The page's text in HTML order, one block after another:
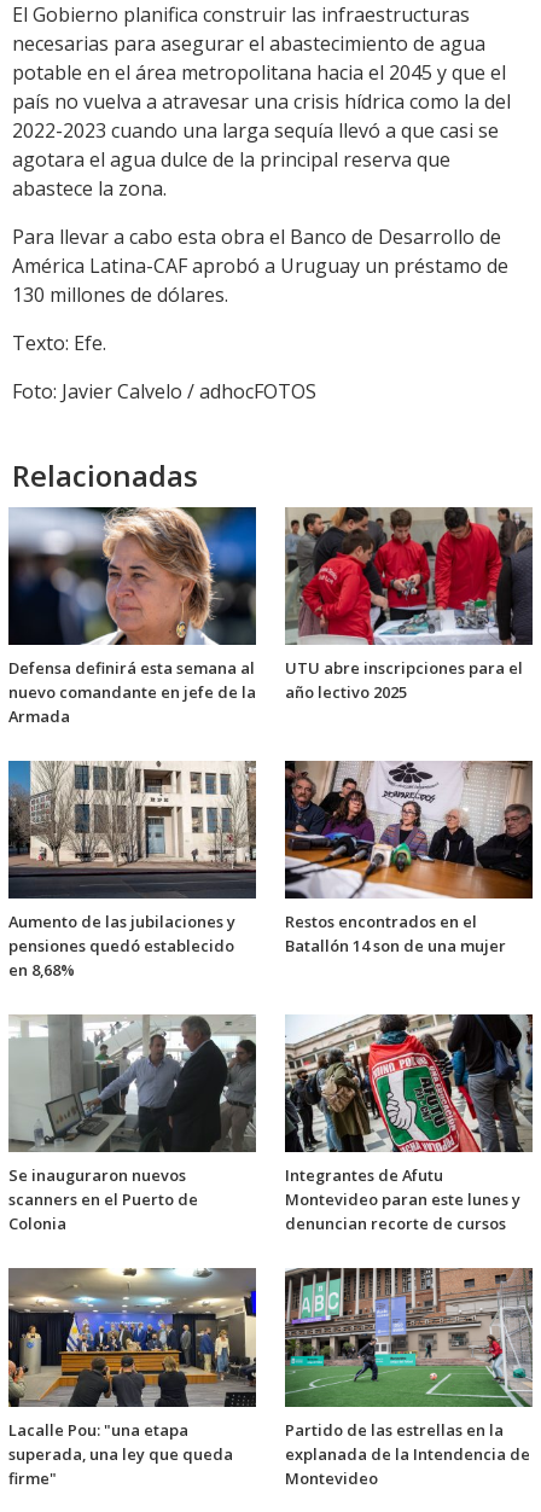
El Gobierno planifica construir las infraestructuras
necesarias para asegurar el abastecimiento de agua
potable en el área metropolitana hacia el 2045 y que el
país no vuelva a atravesar una crisis hídrica como la del
2022-2023 cuando una larga sequía llevó a que casi se
agotara el agua dulce de la principal reserva que
abastece la zona.
Para llevar a cabo esta obra el Banco de Desarrollo de
América Latina-CAF aprobó a Uruguay un préstamo de
130 millones de dólares.
Texto: Efe.
Foto: Javier Calvelo / adhocFOTOS
Relacionadas
Defensa definirá esta semana al
nuevo comandante en jefe de la
Armada
UTU abre inscripciones para el
año lectivo 2025
Aumento de las jubilaciones y
pensiones quedó establecido
en 8,68%
Restos encontrados en el
Batallón 14 son de una mujer
Se inauguraron nuevos
scanners en el Puerto de
Colonia
Integrantes de Afutu
Montevideo paran este lunes y
denuncian recorte de cursos
Lacalle Pou: "una etapa
superada, una ley que queda
firme"
Partido de las estrellas en la
explanada de la Intendencia de
Montevideo